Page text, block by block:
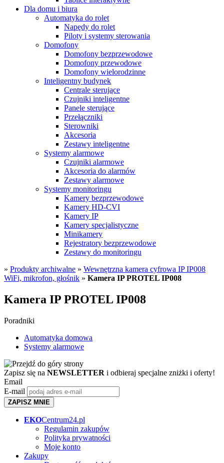
Dla domu i biura
Automatyka do rolet
Napędy do rolet
Piloty i systemy sterowania
Domofony
Domofony bezprzewodowe
Domofony przewodowe
Domofony wielorodzinne
Inteligentny budynek
Centrale sterujące
Czujniki inteligentne
Panele sterujące
Przełączniki
Sterowniki
Akcesoria
Zestawy inteligentne
Systemy alarmowe
Czujniki alarmowe
Akcesoria do alarmów
Zestawy alarmowe
Systemy monitoringu
Kamery bezprzewodowe
Kamery HD-CVI
Kamery IP
Kamery specjalistyczne
Minikamery
Rejestratory bezprzewodowe
Zestawy do monitoringu
» Produkty archiwalne » Wewnętrzna kamera cyfrowa IP IP008
WiFi, mikrofon, głośnik » Kamera IP PROTEL IP008
Kamera IP PROTEL IP008
Poradniki
Automatyka domowa
Systemy alarmowe
Zapisz się na NEWSLETTER i odbieraj specjalne zniżki i oferty!
Email
E-mail
ZAPISZ MNIE
EKOCentrum24.pl
Regulamin zakupów
Polityka prywatności
Moje konto
Zakupy